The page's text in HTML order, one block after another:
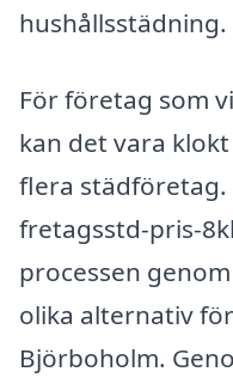
hushållsstädning.
För företag som
kan det vara
flera
fretagsstd-pris-
processen
olika alternativ
Björboholm.